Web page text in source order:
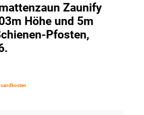
Zaunify
Höhe und 5m
Pfosten,